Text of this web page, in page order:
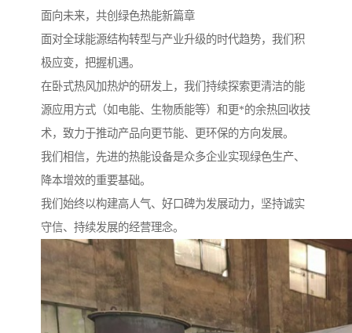
面向未来，共创绿色热能新篇章
面对全球能源结构转型与产业升级的时代趋势，我们积
极应变，把握机遇。
在卧式热风加热炉的研发上，我们持续探索更清洁的能
源应用方式（如电能、生物质能等）和更*的余热回收技
术，致力于推动产品向更节能、更环保的方向发展。
我们相信，先进的热能设备是众多企业实现绿色生产、
降本增效的重要基础。
我们始终以构建高人气、好口碑为发展动力，坚持诚实
守信、持续发展的经营理念。